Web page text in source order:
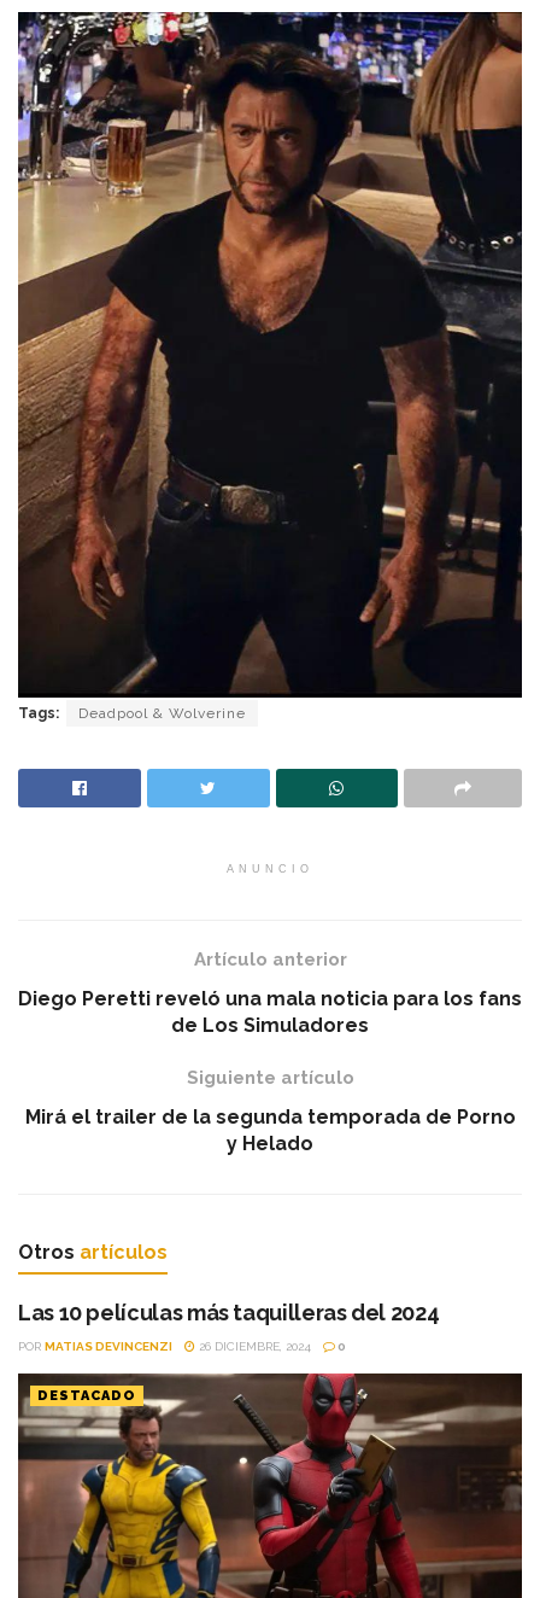
Tags: Deadpool & Wolverine
ANUNCIO
Artículo anterior
Diego Peretti reveló una mala noticia para los fans
de Los Simuladores
Siguiente artículo
Mirá el trailer de la segunda temporada de Porno
y Helado
Otros artículos
Las 10 películas más taquilleras del 2024
POR MATIAS DEVINCENZI 26 DICIEMBRE, 2024 0
DESTACADO